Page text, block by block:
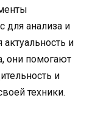
для анализа и
и
они помогают
и
техники.